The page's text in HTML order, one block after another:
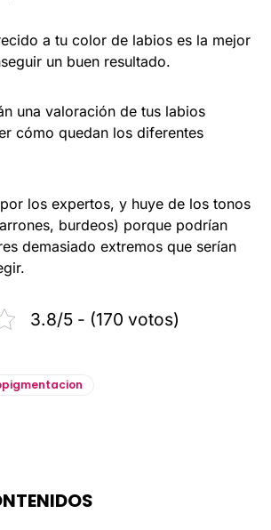
a tu color de labios es la mejor
un buen resultado.
una valoración de tus labios
cómo quedan los diferentes
los expertos, y huye de los tonos
burdeos) porque podrían
demasiado extremos que serían
3.8/5 - (170 votos)